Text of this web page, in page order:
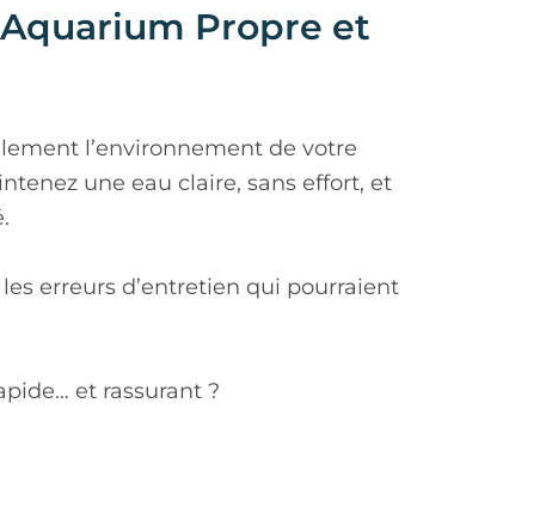
Propre et
l’environnement de votre
une eau claire, sans effort, et
erreurs d’entretien qui pourraient
et rassurant ?